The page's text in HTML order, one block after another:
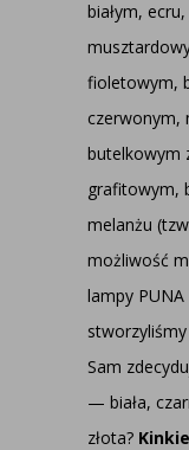
białym,
fioletowym,
czerwonym,
butelkowym
grafitowym,
melanżu
możliwość
lampy
Sam
— biała,
złota?